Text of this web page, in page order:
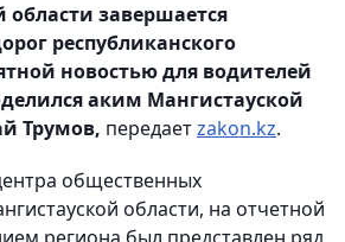
области завершается
республиканского
новостью для водителей
аким Мангистауской
Трумов, передаетzakon.kz.
общественных
области, на отчетной